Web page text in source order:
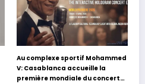
Au complexe sportif Mohammed
V: Casablanca accueille la
première mondiale du concert